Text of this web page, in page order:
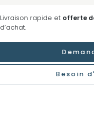
Livraison rapide et offerte
d’achat.
Besoin